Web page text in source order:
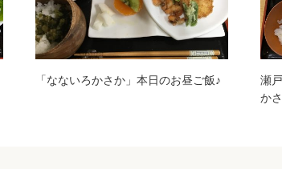
「なないろかさか」本日のお昼ご飯♪
瀬
か